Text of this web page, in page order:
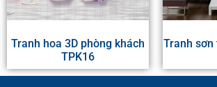
Tranh hoa 3D phòng khách
TPK16
Tranh sơn